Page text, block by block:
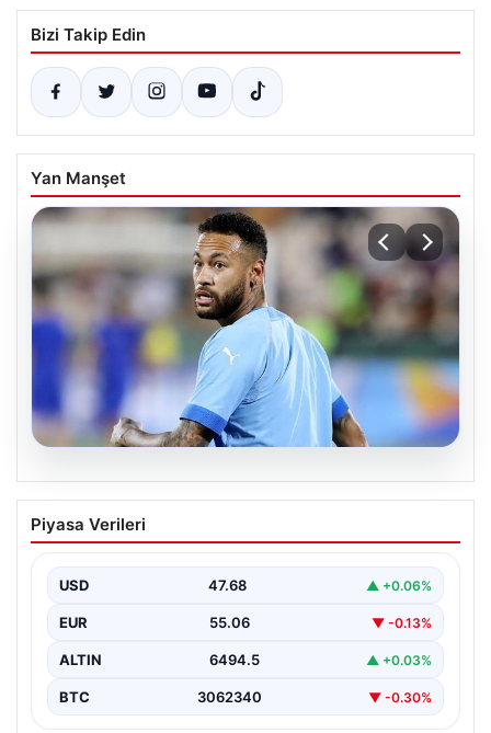
Bizi Takip Edin
Yan Manşet
05.08.2026
Neymar’ın maç sonrası gerginlik
yaşadığı anlar!
Piyasa Verileri
USD 47.68 ▲ +0.06%
EUR 55.06 ▼ -0.13%
ALTIN 6494.5 ▲ +0.03%
BTC 3062340 ▼ -0.30%